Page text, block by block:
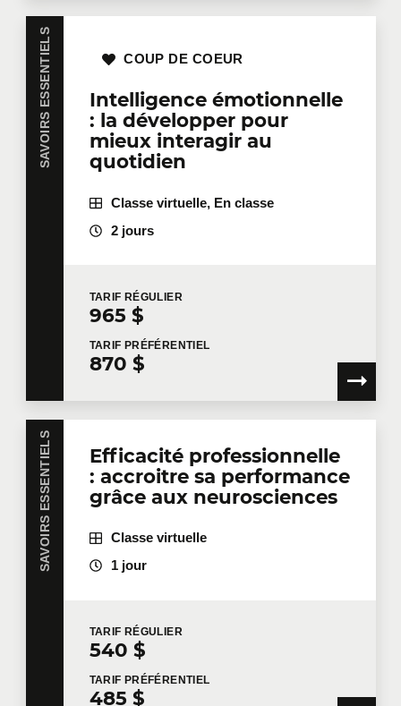
Téléphone
Entreprise
Nombre de participants
Formation*
Dites-nous en plus
Votre fonction
Localisation pour la formation
SAVOIRS ESSENTIELS
Intelligence émotionnelle
: la développer pour
mieux interagir au
quotidien
COUP DE COEUR
Classe virtuelle, En classe
2 jours
TARIF RÉGULIER
965 $
TARIF PRÉFÉRENTIEL
870 $
SAVOIRS ESSENTIELS
Efficacité professionnelle
: accroitre sa performance
grâce aux neurosciences
Classe virtuelle
1 jour
TARIF RÉGULIER
540 $
TARIF PRÉFÉRENTIEL
485 $